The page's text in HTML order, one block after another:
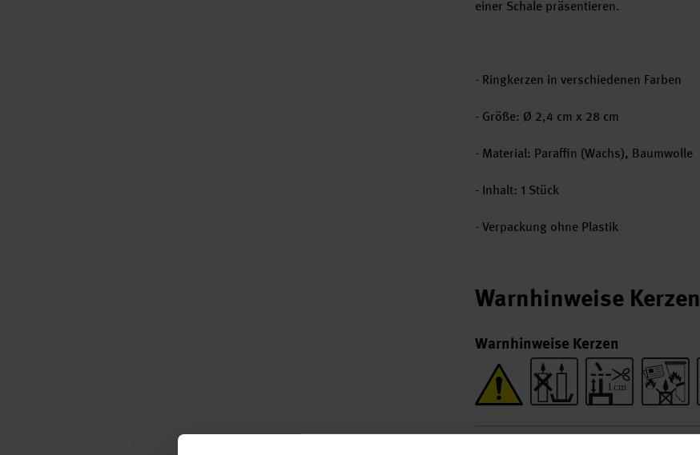
einer Schale präsentieren.
- Ringkerzen in verschiedenen Farben
- Größe: Ø 2,4 cm x 28 cm
- Material: Paraffin (Wachs), Baumwolle
- Inhalt: 1 Stück
- Verpackung ohne Plastik
Warnhinweise Kerzen
Warnhinweise Kerzen